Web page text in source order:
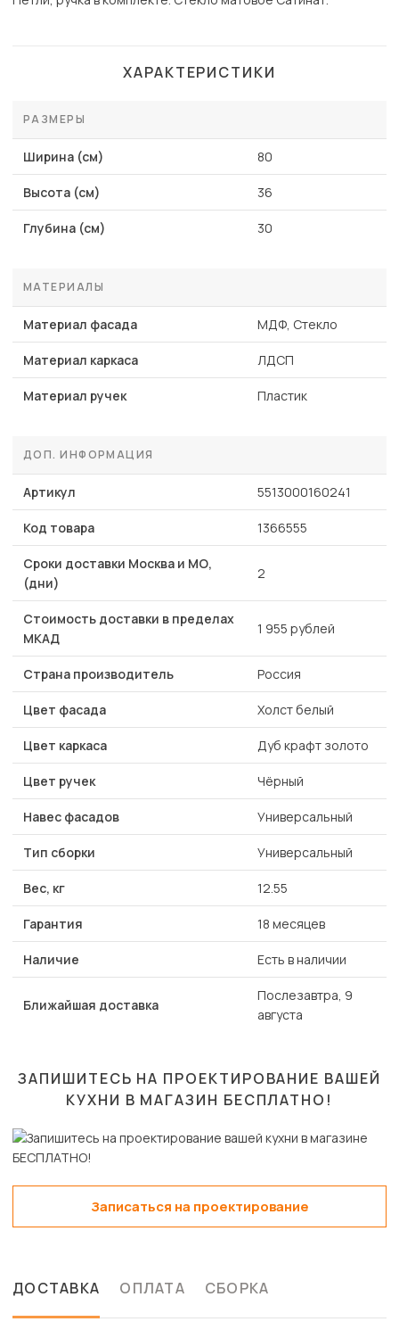
ХАРАКТЕРИСТИКИ
РАЗМЕРЫ
Ширина (см) 80
Высота (см) 36
Глубина (см) 30
МАТЕРИАЛЫ
Материал фасада МДФ, Стекло
Материал каркаса ЛДСП
Материал ручек Пластик
ДОП. ИНФОРМАЦИЯ
Артикул 5513000160241
Код товара 1366555
Сроки доставки Москва и МО,
(дни)
2
Стоимость доставки в пределах
МКАД
1 955 рублей
Страна производитель Россия
Цвет фасада Холст белый
Цвет каркаса Дуб крафт золото
Цвет ручек Чёрный
Навес фасадов Универсальный
Тип сборки Универсальный
Вес, кг 12.55
Гарантия 18 месяцев
Наличие Есть в наличии
Ближайшая доставка
Послезавтра, 9
августа
ЗАПИШИТЕСЬ НА ПРОЕКТИРОВАНИЕ ВАШЕЙ
КУХНИ В МАГАЗИН БЕСПЛАТНО!
Записаться на проектирование
ДОСТАВКА ОПЛАТА СБОРКА